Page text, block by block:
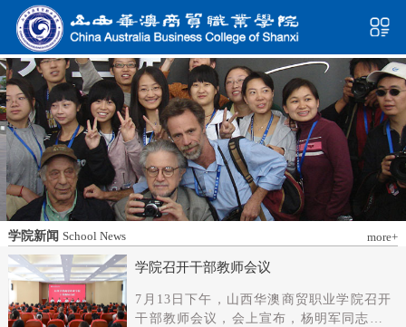
学院新闻 School News more+
学院召开干部教师会议
7月13日下午，山西华澳商贸职业学院召开
干部教师会议，会上宣布，杨明军同志任